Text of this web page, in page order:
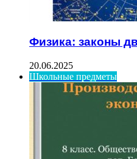
Физика: законы
20.06.2025
Школьные предметы